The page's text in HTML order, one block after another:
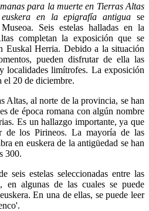
para la muerte en Tierras Altas
en la epigrafía antigua se
Seis estelas halladas en la
completan la exposición que se
Euskal Herria. Debido a la situación
pueden disfrutar de ella las
localidades limítrofes. La exposición
el 20 de diciembre.
Altas, al norte de la provincia, se han
de época romana con algún nombre
Es un hallazgo importante, ya que
de los Pirineos. La mayoría de las
en euskera de la antigüedad se han
300.
seis estelas seleccionadas entre las
algunas de las cuales se puede
En una de ellas, se puede leer